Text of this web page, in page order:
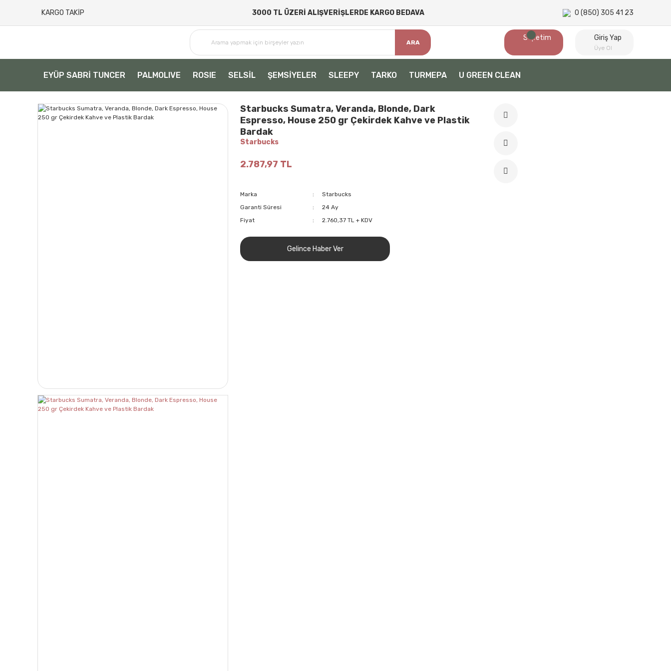
KARGO TAKİP 3000 TL ÜZERİ ALIŞVERİŞLERDE KARGO BEDAVA 0 (850) 305 41 23
ARA
Sepetim Giriş Yap
Üye Ol
EYÜP SABRİ TUNCER PALMOLIVE ROSIE SELSİL ŞEMSİYELER SLEEPY TARKO TURMEPA U GREEN CLEAN
Starbucks Sumatra, Veranda, Blonde, Dark
Espresso, House 250 gr Çekirdek Kahve ve Plastik
Bardak
Starbucks
2.787,97 TL
Marka
Starbucks
Garanti Süresi
24 Ay
Fiyat
2.760,37 TL + KDV
Gelince Haber Ver